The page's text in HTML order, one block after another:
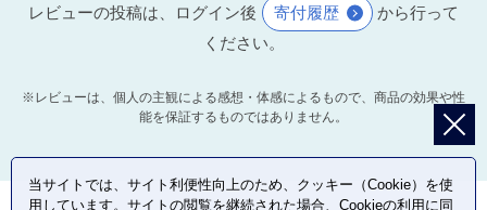
レビューの投稿は、ログイン後 寄付履歴
から行って
ください。
※レビューは、個人の主観による感想・体感によるもので、商品の効果や性
能を保証するものではありません。
当サイトでは、サイト利便性向上のため、クッキー（Cookie）を使
用しています。サイトの閲覧を継続された場合、Cookieの利用に同